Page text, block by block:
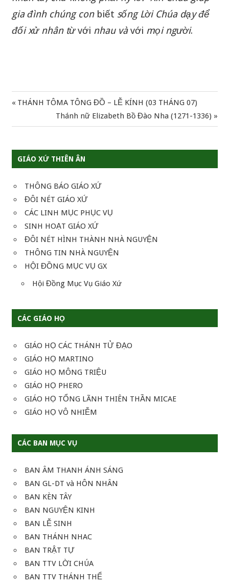
GIÁO XỨ THIÊN ÂN
THÔNG BÁO GIÁO XỨ
ĐÔI NÉT GIÁO XỨ
CÁC LINH MỤC PHỤC VỤ
SINH HOẠT GIÁO XỨ
ĐÔI NÉT HÌNH THÀNH NHÀ NGUYỆN
THÔNG TIN NHÀ NGUYỆN
HỘI ĐỒNG MỤC VỤ GX
Hội Đồng Mục Vụ Giáo Xứ
CÁC GIÁO HỌ
GIÁO HỌ CÁC THÁNH TỬ ĐẠO
GIÁO HỌ MARTINO
GIÁO HỌ MÔNG TRIỆU
GIÁO HỌ PHERO
GIÁO HỌ TỔNG LÃNH THIÊN THẦN MICAE
GIÁO HỌ VÔ NHIỄM
CÁC BAN MỤC VỤ
BAN ÂM THANH ÁNH SÁNG
BAN GL-DT và HÔN NHÂN
BAN KÈN TÂY
BAN NGUYỆN KINH
BAN LỄ SINH
BAN THÁNH NHAC
BAN TRẬT TỰ
BAN TTV LỜI CHÚA
BAN TTV THÁNH THỂ
giađình chúng con biết sống Lời Chúa dạyđể
đốixử nhân từvới nhau vàvới mọi người.
Điều
hướng
viết
Previous
THÁNH TÔMA TÔNG ĐỒ – LỄ KÍNH (03 THÁNG 07)
Next
Post:
Thánh nữ Elizabeth Bồ Đào Nha (1271-1336)